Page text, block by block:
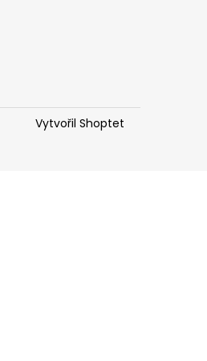
Vytvořil Shoptet